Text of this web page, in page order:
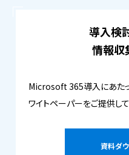
導入検
情報収
Microsoft 365導入にあた
ワイトペーパーをご提供して
資料ダ